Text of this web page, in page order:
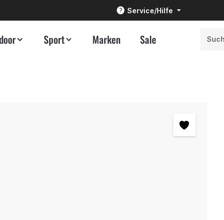
Service/Hilfe
Sport Marken Sale